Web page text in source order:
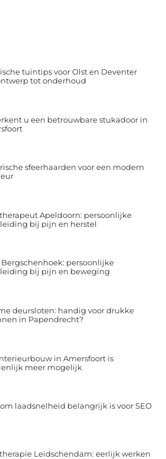
tuintips voor Olst en Deventer
tot onderhoud
u een betrouwbare stukadoor in
sfeerhaarden voor een modern
Apeldoorn: persoonlijke
bij pijn en herstel
Bergschenhoek: persoonlijke
bij pijn en beweging
deursloten: handig voor drukke
in Papendrecht?
in Amersfoort is
meer mogelijk
laadsnelheid belangrijk is voor SEO
Leidschendam: eerlijk werken